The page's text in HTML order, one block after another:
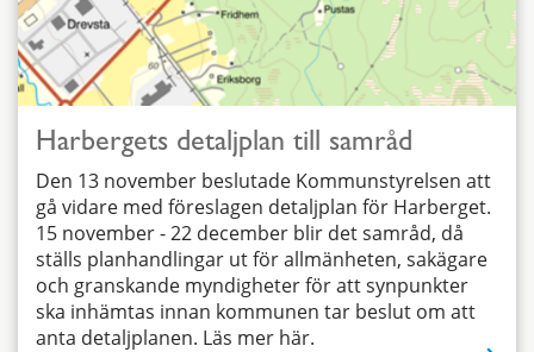
Harbergets detaljplan till samråd
Den 13 november beslutade Kommunstyrelsen att
gå vidare med föreslagen detaljplan för Harberget.
15 november - 22 december blir det samråd, då
ställs planhandlingar ut för allmänheten, sakägare
och granskande myndigheter för att synpunkter
ska inhämtas innan kommunen tar beslut om att
anta detaljplanen. Läs mer här.